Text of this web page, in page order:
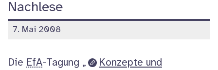
Nachlese
veröffentlicht
7. Mai 2008
Die EfA-Tagung „
Konzepte und